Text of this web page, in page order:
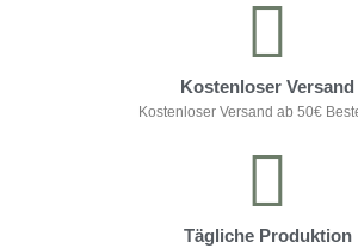
Kostenloser Versand
Kostenloser Versand ab 50€
Tägliche Produktion